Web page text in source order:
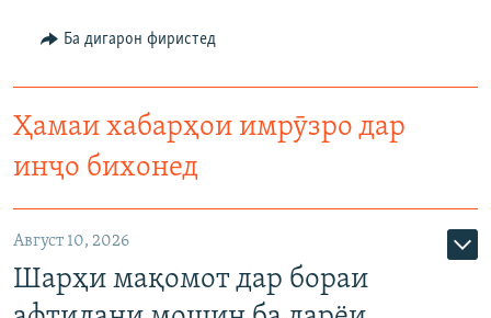
Ба дигарон фиристед
Ҳамаи хабарҳои имрӯзро дар
инҷо бихонед
Август 10, 2026
Шарҳи мақомот дар бораи